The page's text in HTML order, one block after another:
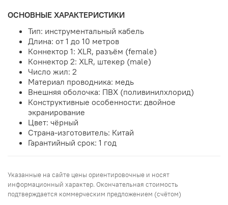
ОСНОВНЫЕ ХАРАКТЕРИСТИКИ
Тип: инструментальный кабель
Длина: от 1 до 10 метров
Коннектор 1: XLR, разъём (female)
Коннектор 2: XLR, штекер (male)
Число жил: 2
Материал проводника: медь
Внешняя оболочка: ПВХ (поливинилхлорид)
Конструктивные особенности: двойное
экранирование
Цвет: чёрный
Страна-изготовитель: Китай
Гарантийный срок: 1 год
Указанные на сайте цены ориентировочные и носят
информационный характер. Окончательная стоимость
подтверждается коммерческим предложением (счётом)